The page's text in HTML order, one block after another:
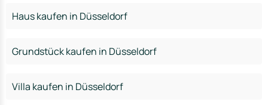
Haus kaufen in Düsseldorf
Grundstück kaufen in Düsseldorf
Villa kaufen in Düsseldorf